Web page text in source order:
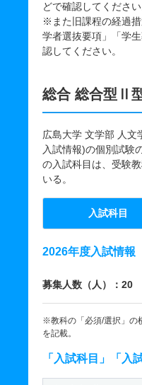
どで確認してください
※また旧課程の経過
学者選抜要項」「学
認してください。
総合 総合型Ⅱ
広島大学 文学部 人
入試情報)の個別試験
の入試科目は、受験
いる。
入試科目
2026年度入試情報
募集人数（人）：20
※教科の「必須/選択」の
を記載。
「入試科目」「入